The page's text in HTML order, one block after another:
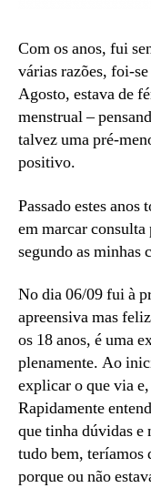
Com os anos, fui
várias razões, foi-
Agosto, estava de
menstrual –
talvez uma pré-
positivo.
Passado estes
em marcar
segundo as minhas
No dia 06/09 fui à
apreensiva mas
os 18 anos, é uma
plenamente. Ao
explicar o que via
Rapidamente
que tinha dúvidas e
tudo bem, teríamos
porque ou não